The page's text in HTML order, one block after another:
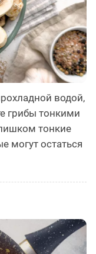
водой,
грибы тонкими
тонкие
могут остаться